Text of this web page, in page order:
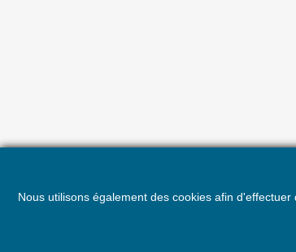
Nous utilisons également des cookies afin